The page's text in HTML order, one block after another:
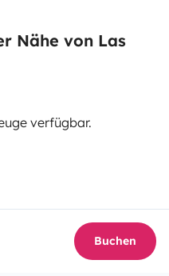
Nähe von Las
verfügbar.
Buchen